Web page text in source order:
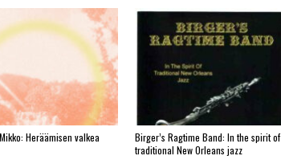
Heräämisen valkea
Birger’s Ragtime Band: In the spirit of
traditional New Orleans jazz